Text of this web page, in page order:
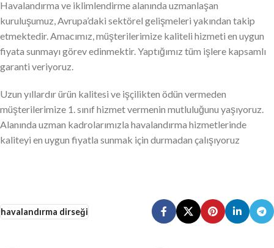
Havalandırma ve iklimlendirme alanında uzmanlaşan
kuruluşumuz, Avrupa’daki sektörel gelişmeleri yakından takip
etmektedir. Amacımız, müşterilerimize kaliteli hizmeti en uygun
fiyata sunmayı görev edinmektir. Yaptığımız tüm işlere kapsamlı
garanti veriyoruz.
Uzun yıllardır ürün kalitesi ve işçilikten ödün vermeden
müşterilerimize 1. sınıf hizmet vermenin mutluluğunu yaşıyoruz.
Alanında uzman kadrolarımızla havalandırma hizmetlerinde
kaliteyi en uygun fiyatla sunmak için durmadan çalışıyoruz
havalandırma dirseği